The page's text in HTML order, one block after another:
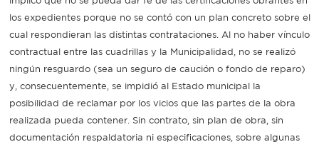
los expedientes porque no se contó con un plan concreto sobre el
cual respondieran las distintas contrataciones. Al no haber vínculo
contractual entre las cuadrillas y la Municipalidad, no se realizó
ningún resguardo (sea un seguro de caución o fondo de reparo)
y, consecuentemente, se impidió al Estado municipal la
posibilidad de reclamar por los vicios que las partes de la obra
realizada pueda contener. Sin contrato, sin plan de obra, sin
documentación respaldatoria ni especificaciones, sobre algunas